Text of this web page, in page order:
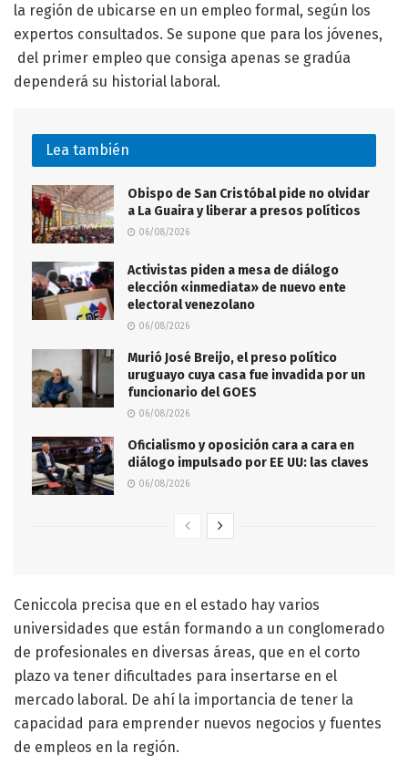
la región de ubicarse en un empleo formal, según los
expertos consultados. Se supone que para los jóvenes,
del primer empleo que consiga apenas se gradúa
dependerá su historial laboral.
Lea también
Obispo de San Cristóbal pide no olvidar
a La Guaira y liberar a presos políticos
06/08/2026
Activistas piden a mesa de diálogo
elección «inmediata» de nuevo ente
electoral venezolano
06/08/2026
Murió José Breijo, el preso político
uruguayo cuya casa fue invadida por un
funcionario del GOES
06/08/2026
Oficialismo y oposición cara a cara en
diálogo impulsado por EE UU: las claves
06/08/2026
Ceniccola precisa que en el estado hay varios
universidades que están formando a un conglomerado
de profesionales en diversas áreas, que en el corto
plazo va tener dificultades para insertarse en el
mercado laboral. De ahí la importancia de tener la
capacidad para emprender nuevos negocios y fuentes
de empleos en la región.